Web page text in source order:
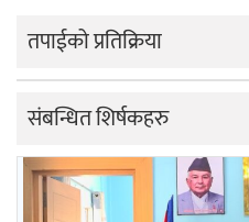
तपाईको प्रतिक्रिया
संबन्धित शिर्षकहरु